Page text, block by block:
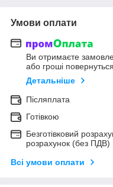
Умови оплати
Ви отримаєте
або гроші
Детальніше
Післяплата
Готівкою
Безготівковий
розрахунок (без ПДВ)
Всі умови оплати